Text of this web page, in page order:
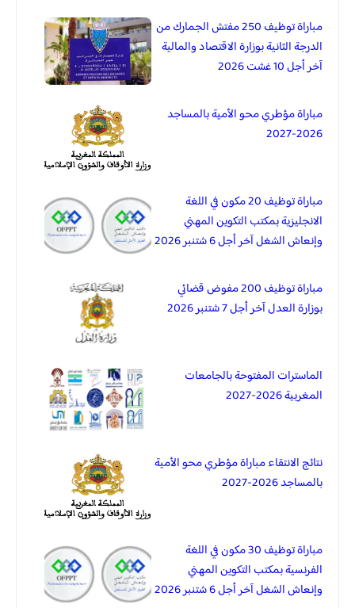
مباراة توظيف 250 مفتش الجمارك من
الدرجة الثانية بوزارة الاقتصاد والمالية
آخر أجل 10 غشت 2026
مباراة مؤطري محو الأمية بالمساجد
2026-2027
مباراة توظيف 20 مكون في اللغة
الانجليزية بمكتب التكوين المهني
وإنعاش الشغل آخر أجل 6 شتنبر 2026
مباراة توظيف 200 مفوض قضائي
بوزارة العدل آخر أجل 7 شتنبر 2026
الماسترات المفتوحة بالجامعات
المغربية 2026-2027
نتائج الانتقاء مباراة مؤطري محو الأمية
بالمساجد 2026-2027
مباراة توظيف 30 مكون في اللغة
الفرنسية بمكتب التكوين المهني
وإنعاش الشغل آخر أجل 6 شتنبر 2026